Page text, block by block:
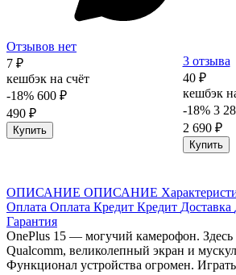
Отзывов нет
7 ₽
кешбэк на счёт
-18% 600 ₽
490 ₽
Купить
3 отзыва
40 ₽
кешбэк
-18% 3
2 690 ₽
Купить
ОПИСАНИЕ ОПИСАНИЕ
Оплата Оплата Кредит Кредит Доставка
Гарантия
OnePlus 15 — могучий камерофон.
Qualcomm, великолепный экран и
Функционал устройства огромен.